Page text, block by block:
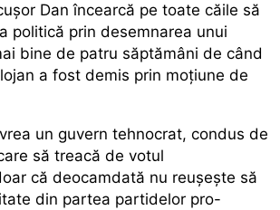
Dan încearcă pe toate căile să
politică prin desemnarea unui
bine de patru săptămâni de când
a fost demis prin moțiune de
un guvern tehnocrat, condus de
să treacă de votul
că deocamdată nu reușește să
din partea partidelor pro-